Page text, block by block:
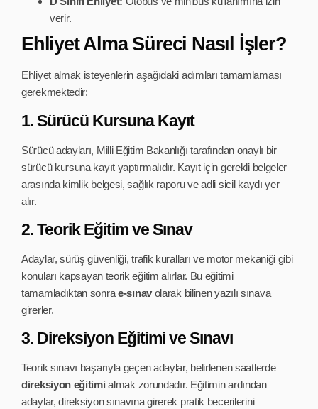
verir.
Ehliyet Alma Süreci Nasıl İşler?
Ehliyet almak isteyenlerin aşağıdaki adımları tamamlaması
gerekmektedir:
1. Sürücü Kursuna Kayıt
Sürücü adayları, Milli Eğitim Bakanlığı tarafından onaylı bir
sürücü kursuna kayıt yaptırmalıdır. Kayıt için gerekli belgeler
arasında kimlik belgesi, sağlık raporu ve adli sicil kaydı yer
alır.
2. Teorik Eğitim ve Sınav
Adaylar, sürüş güvenliği, trafik kuralları ve motor mekaniği gibi
konuları kapsayan teorik eğitim alırlar. Bu eğitimi
tamamladıktan sonrae-sınavolarak bilinen yazılı sınava
girerler.
3. Direksiyon Eğitimi ve Sınavı
Teorik sınavı başarıyla geçen adaylar, belirlenen saatlerde
direksiyon eğitimi almak zorundadır. Eğitimin ardından
adaylar, direksiyon sınavına girerek pratik becerilerini